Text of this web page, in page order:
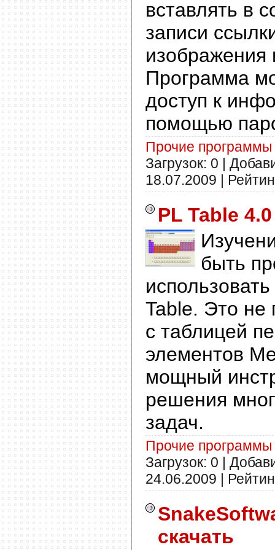
вставлять в
записи
Программа
доступ к
помощью
Прочие программы
Загрузок: 0 |
18.07.2009 |
PL Table
быть
Table. Это не
с таблицей
элементов
мощный
решения
задач.
Прочие программы
Загрузок: 0 |
24.06.2009 |
скачать